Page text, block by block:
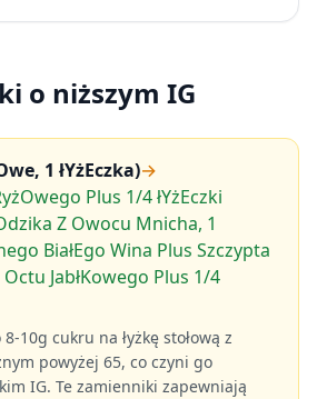
o niższym IG
1 łYżEczka)→
Plus 1/4 łYżEczki
Z Owocu Mnicha, 1
BiałEgo Wina Plus Szczypta
Octu JabłKowego Plus 1/4
10g cukru na łyżkę stołową z
powyżej 65, co czyni go
IG. Te zamienniki zapewniają